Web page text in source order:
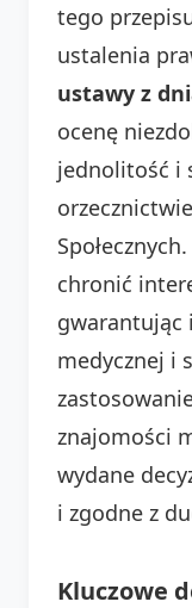
tego
ustalenia
ustawy z
ocenę
jednolitość i
chronić
gwarantując
medycznej i
znajomości
wydane
i zgodne z
Kluczowe